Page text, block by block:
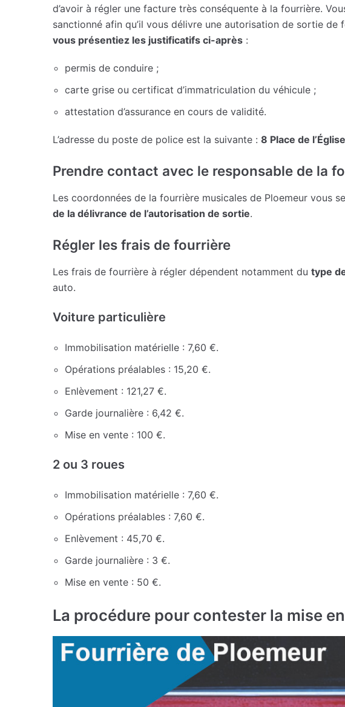
d’avoir à régler une facture très conséquente à la fourrière.
sanctionné afin qu’il vous délivre une autorisation de sortie de
vous présentiez les justificatifs ci-après :
permis de conduire ;
carte grise ou certificat d’immatriculation du véhicule ;
attestation d’assurance en cours de validité.
L’adresse du poste de police est la suivante : 8 Place de
Prendre contact avec le responsable de la
Les coordonnées de la fourrière musicales de Ploemeur vous
de la délivrance de l’autorisation de sortie.
Régler les frais de fourrière
Les frais de fourrière à régler dépendent notamment du type
auto.
Voiture particulière
Immobilisation matérielle : 7,60 €.
Opérations préalables : 15,20 €.
Enlèvement : 121,27 €.
Garde journalière : 6,42 €.
Mise en vente : 100 €.
2 ou 3 roues
Immobilisation matérielle : 7,60 €.
Opérations préalables : 7,60 €.
Enlèvement : 45,70 €.
Garde journalière : 3 €.
Mise en vente : 50 €.
La procédure pour contester la mise